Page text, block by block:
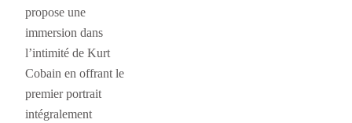
propose une
immersion dans
l’intimité de Kurt
Cobain en offrant le
premier portrait
intégralement